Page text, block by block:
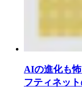
AIの進化も
フティネッ